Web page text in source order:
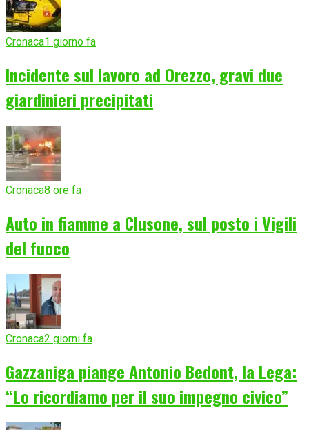
Cronaca1 giorno fa
Incidente sul lavoro ad Orezzo, gravi due
giardinieri precipitati
Cronaca8 ore fa
Auto in fiamme a Clusone, sul posto i Vigili
del fuoco
Cronaca2 giorni fa
Gazzaniga piange Antonio Bedont, la Lega:
“Lo ricordiamo per il suo impegno civico”